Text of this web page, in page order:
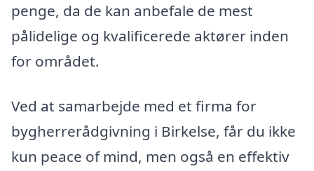
penge, da de kan anbefale de mest
pålidelige og kvalificerede aktører inden
for området.
Ved at samarbejde med et firma for
bygherrerådgivning i Birkelse, får du ikke
kun peace of mind, men også en effektiv